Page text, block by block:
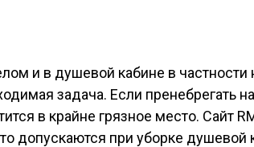
и в душевой кабине в частности
задача. Если пренебрегать
в крайне грязное место. Сайт
допускаются при уборке душевой